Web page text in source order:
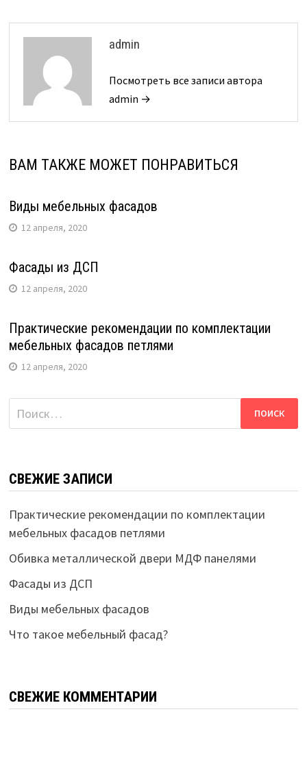
admin
Посмотреть все записи автора
admin →
ВАМ ТАКЖЕ МОЖЕТ ПОНРАВИТЬСЯ
Виды мебельных фасадов
12 апреля, 2020
Фасады из ДСП
12 апреля, 2020
Практические рекомендации по комплектации
мебельных фасадов петлями
12 апреля, 2020
Найти:
СВЕЖИЕ ЗАПИСИ
Практические рекомендации по комплектации
мебельных фасадов петлями
Обивка металлической двери МДФ панелями
Фасады из ДСП
Виды мебельных фасадов
Что такое мебельный фасад?
СВЕЖИЕ КОММЕНТАРИИ